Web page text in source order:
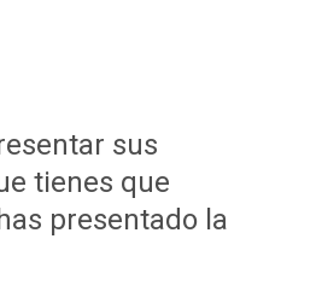
sus
tienes que
presentado la